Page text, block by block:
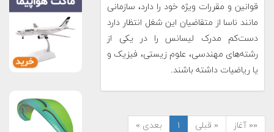
قوانین و مقررات ویژه خود را دارد، سازمانی
مانند ناسا از متقاضیان این شغل انتظار دارد
دست‌کم مدرک لیسانس را در یکی از
رشته‌های مهندسی، علوم زیستی، فیزیک و
یا ریاضیات داشته باشند.
«« آغاز « قبلی ۱
بعدی »